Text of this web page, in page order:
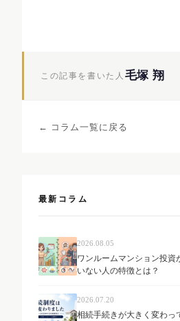
この記事を書いた人 毛塚 翔
← コラム一覧に戻る
最新コラム
2026.08.05
ワンルームマンション投資
いない人の特徴とは？
2026.07.20
相続手続きが大きく変わっ